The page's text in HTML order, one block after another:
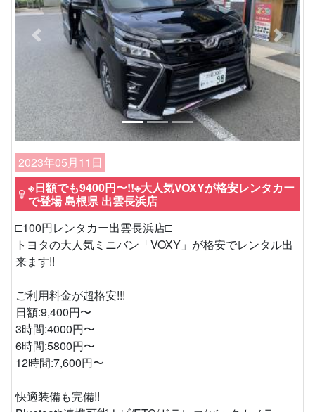
Previous Next
2023年05月11日
※日額でも9400円〜!!※大人気VOXYが格安レンタカー
で登場 島根県 出雲長浜店
□100円レンタカー出雲長浜店□
トヨタの大人気ミニバン「VOXY」が格安でレンタル出
来ます!!
ご利用料金が超格安!!!
日額:9,400円〜
3時間:4000円〜
6時間:5800円〜
12時間:7,600円〜
快適装備も完備!!